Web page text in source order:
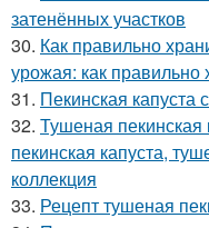
затенённых участков
30. Как правильно
урожая: как правильно
31. Пекинская капуста
32. Тушеная пекинская
пекинская капуста,
коллекция
33. Рецепт тушеная